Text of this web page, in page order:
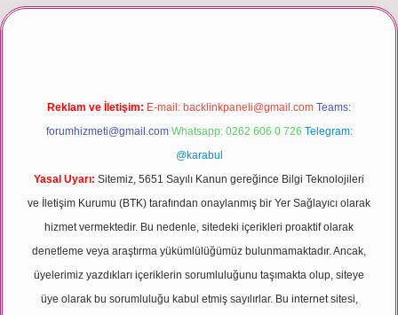
giriş
Reklam ve İletişim: E-mail: backlinkpaneli@gmail.com Teams:
forumhizmeti@gmail.com Whatsapp: 0262 606 0 726 Telegram:
@karabul
Yasal Uyarı: Sitemiz, 5651 Sayılı Kanun gereğince Bilgi Teknolojileri
ve İletişim Kurumu (BTK) tarafından onaylanmış bir Yer Sağlayıcı olarak
hizmet vermektedir. Bu nedenle, sitedeki içerikleri proaktif olarak
denetleme veya araştırma yükümlülüğümüz bulunmamaktadır. Ancak,
üyelerimiz yazdıkları içeriklerin sorumluluğunu taşımakta olup, siteye
üye olarak bu sorumluluğu kabul etmiş sayılırlar. Bu internet sitesi,